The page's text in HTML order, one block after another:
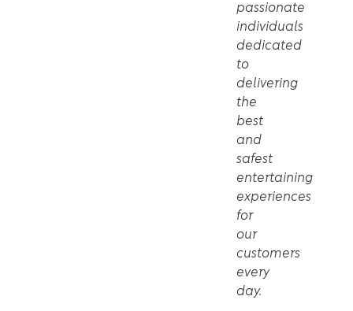
passionate
individuals
dedicated
to
delivering
the
best
and
safest
entertaining
experiences
for
our
customers
every
day.